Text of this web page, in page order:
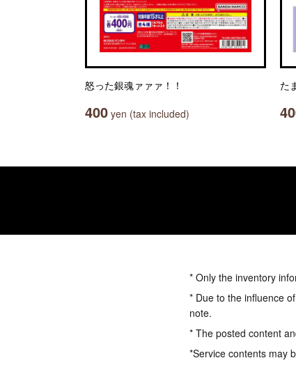
怒った銀魂ァァァ！！
400 yen (tax included)
た
* Only the inventory
* Due to the influence
note.
* The posted content
*Service contents may